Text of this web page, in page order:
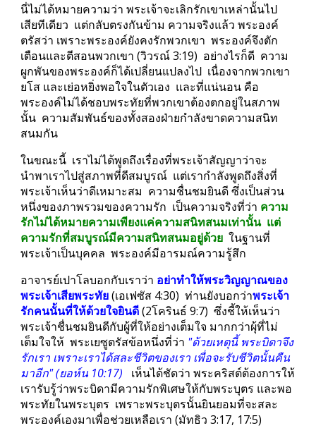
นี่ไม่ได้หมายความว่า พระเจ้าจะเลิกรักเขาเหล่านั้นไป
เสียทีเดียว  แต่กลับตรงกันข้าม ความจริงแล้ว พระองค์
ตรัสว่า เพราะพระองค์ยังคงรักพวกเขา  พระองค์จึงตัก
เตือนและตีสอนพวกเขา (วิวรณ์ 3:19)  อย่างไรก็ดี  ความ
ผูกพันของพระองค์ก็ได้เปลี่ยนแปลงไป  เนื่องจากพวกเขา
ยโส และเย่อหยิ่งพอใจในตัวเอง  และที่แน่นอน คือ
พระองค์ไม่ได้ชอบพระทัยที่พวกเขาต้องตกอยู่ในสภาพ
นั้น  ความสัมพันธ์ของทั้งสองฝ่ายกำลังขาดความสนิท
สนมกัน
ในขณะนี้  เราไม่ได้พูดถึงเรื่องที่พระเจ้าสัญญาว่าจะ
นำพาเราไปสู่สภาพที่ดีสมบูรณ์  แต่เรากำลังพูดถึงสิ่งที่
พระเจ้าเห็นว่าดีเหมาะสม  ความชื่นชมยินดี ซึ่งเป็นส่วน
หนึ่งของภาพรวมของความรัก  เป็นความจริงที่ว่า ความ
รักไม่ได้หมายความเพียงแค่ความสนิทสนมเท่านั้น  แต่
ความรักที่สมบูรณ์มีความสนิทสนมอยู่ด้วย ในฐานที่
พระเจ้าเป็นบุคคล  พระองค์มีอารมณ์ความรู้สึก
อาจารย์เปาโลบอกกับเราว่า อย่าทำให้พระวิญญาณของ
พระเจ้าเสียพระทัย (เอเฟซัส 4:30)  ท่านยังบอกว่าพระเจ้า
รักคนนั้นที่ให้ด้วยใจยินดี (2โครินธ์ 9:7)  ซึ่งชี้ให้เห็นว่า
พระเจ้าชื่นชมยินดีกับผู้ที่ให้อย่างเต็มใจ มากกว่าผุ้ที่ไม่
เต็มใจให้  พระเยซูตรัสข้อหนึ่งที่ว่า "ด้วยเหตุนี้ พระบิดาจึง
รักเรา เพราะเราได้สละชีวิตของเรา เพื่อจะรับชีวิตนั้นคืน
มาอีก" (ยอห์น 10:17)
  เห็นได้ชัดว่า พระคริสต์ต้องการให้
เรารับรู้ว่าพระบิดามีความรักพิเศษให้กับพระบุตร และพอ
พระทัยในพระบุตร  เพราะพระบุตรนั้นยินยอมที่จะสละ
พระองค์เองมาเพื่อช่วยเหลือเรา (มัทธิว 3:17, 17:5)